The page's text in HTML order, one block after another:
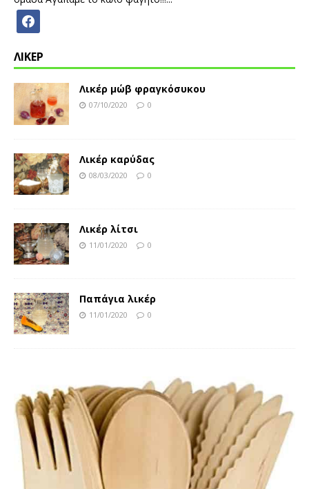
ΛΙΚΕΡ
Λικέρ μώβ φραγκόσυκου
07/10/2020 0
Λικέρ καρύδας
08/03/2020 0
Λικέρ λίτσι
11/01/2020 0
Παπάγια λικέρ
11/01/2020 0